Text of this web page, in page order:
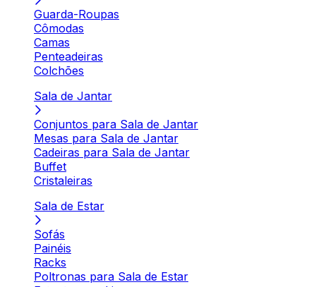
Guarda-Roupas
Cômodas
Camas
Penteadeiras
Colchões
Sala de Jantar
Conjuntos para Sala de Jantar
Mesas para Sala de Jantar
Cadeiras para Sala de Jantar
Buffet
Cristaleiras
Sala de Estar
Sofás
Painéis
Racks
Poltronas para Sala de Estar